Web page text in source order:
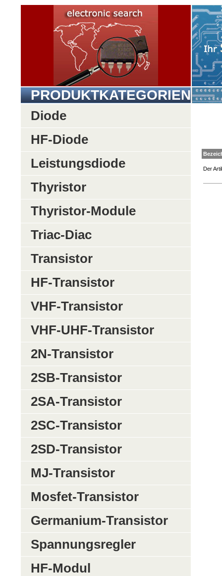
PRODUKTKATEGORIEN
Diode
HF-Diode
Leistungsdiode
Thyristor
Thyristor-Module
Triac-Diac
Transistor
HF-Transistor
VHF-Transistor
VHF-UHF-Transistor
2N-Transistor
2SB-Transistor
2SA-Transistor
2SC-Transistor
2SD-Transistor
MJ-Transistor
Mosfet-Transistor
Germanium-Transistor
Spannungsregler
HF-Modul
Der